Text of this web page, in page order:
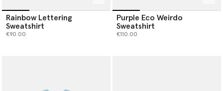
Rainbow Lettering
Sweatshirt
€90.00
Purple Eco Weirdo
Sweatshirt
€110.00